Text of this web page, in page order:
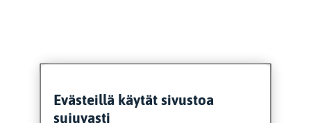
Evästeillä käytät sivustoa
sujuvasti